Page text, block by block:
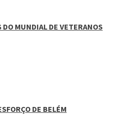
MUNDIAL DE VETERANOS
DE BELÉM